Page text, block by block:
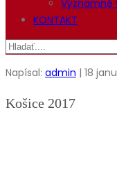
Významné
KONTAKT
Napísal: admin | 18
Košice 2017